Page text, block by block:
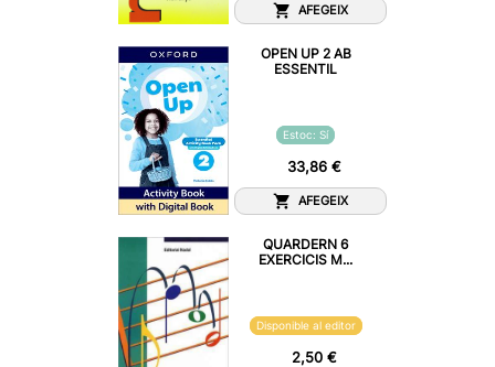
AFEGEIX
OPEN UP 2 AB
ESSENTIL
Estoc: Sí
33,86 €
AFEGEIX
QUARDERN 6
EXERCICIS M...
Disponible al editor
2,50 €